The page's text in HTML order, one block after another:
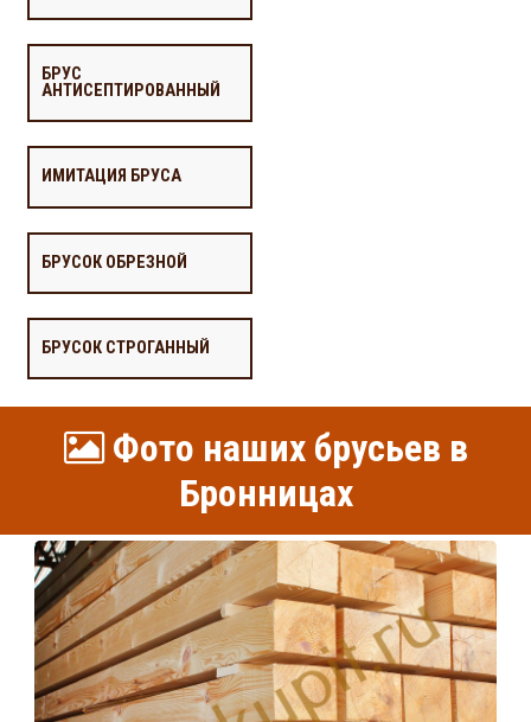
БРУС
АНТИСЕПТИРОВАННЫЙ
ИМИТАЦИЯ БРУСА
БРУСОК ОБРЕЗНОЙ
БРУСОК СТРОГАННЫЙ
Фото наших брусьев в
Бронницах